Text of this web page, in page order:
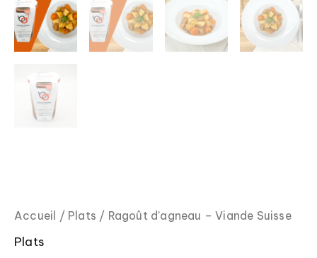
Accueil / Plats / Ragoût d’agneau – Viande Suisse
Plats